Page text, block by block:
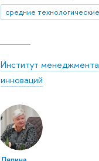
Институт менеджмента
инноваций